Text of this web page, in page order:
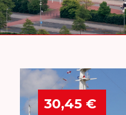
€ 30,45